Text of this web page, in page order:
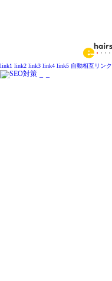
link1 link2 link3 link4 link5 自動相互リンク